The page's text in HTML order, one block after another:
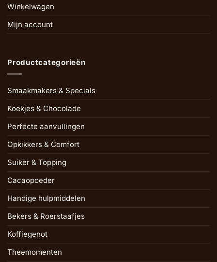
Winkelwagen
Mijn account
Productcategorieën
Smaakmakers & Specials
Koekjes & Chocolade
Perfecte aanvullingen
Opkikkers & Comfort
Suiker & Topping
Cacaopoeder
Handige hulpmiddelen
Bekers & Roerstaafjes
Koffiegenot
Theemomenten